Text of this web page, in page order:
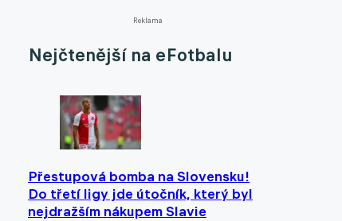
Reklama
Nejčtenější na eFotbalu
Přestupová bomba na Slovensku!
Do třetí ligy jde útočník, který byl
nejdražším nákupem Slavie